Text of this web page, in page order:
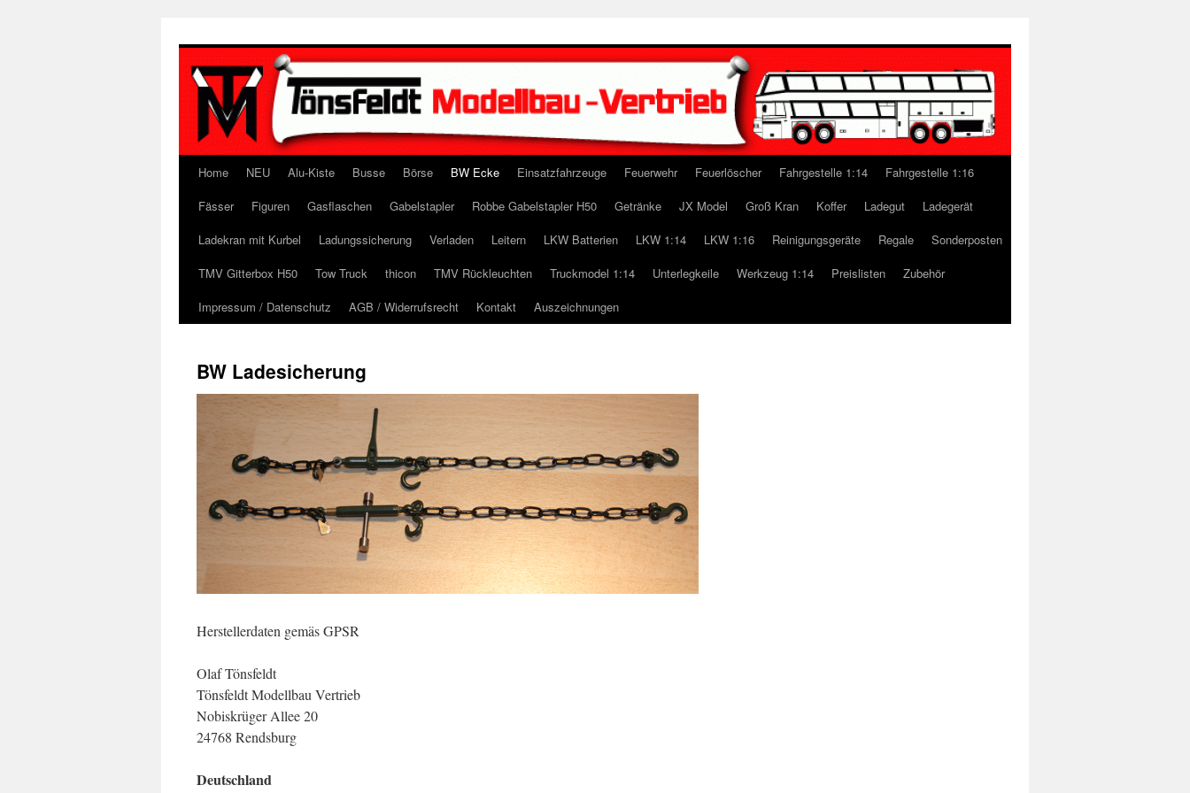
Home NEU Alu-Kiste Busse Börse BW Ecke Einsatzfahrzeuge Feuerwehr Feuerlöscher Fahrgestelle 1:14
Fahrgestelle 1:16
Fässer
Figuren Gasflaschen Gabelstapler Robbe Gabelstapler H50 Getränke JX Model Groß Kran Koffer Ladegut
Ladegerät
Ladekran mit Kurbel
Ladungssicherung Verladen Leitern LKW Batterien LKW 1:14 LKW 1:16 Reinigungsgeräte Regale
Sonderposten
TMV Gitterbox H50
Tow Truck thicon TMV Rückleuchten Truckmodel 1:14 Unterlegkeile Werkzeug 1:14 Preislisten
Zubehör
Impressum / Datenschutz
AGB / Widerrufsrecht Kontakt Auszeichnungen
BW Ladesicherung
Herstellerdaten gemäs GPSR
Olaf Tönsfeldt
Tönsfeldt Modellbau Vertrieb
Nobiskrüger Allee 20
24768 Rendsburg
Deutschland